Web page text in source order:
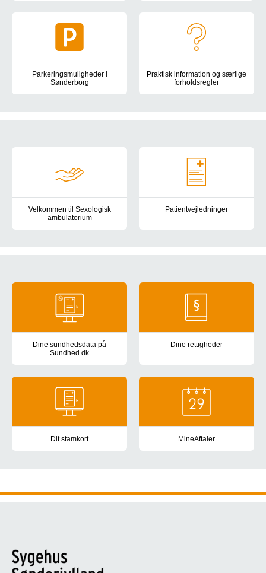
Parkeringsmuligheder i
Sønderborg
Praktisk information og særlige
forholdsregler
Velkommen til Sexologisk
ambulatorium
Patientvejledninger
Generel information
Dine sundhedsdata på
Sundhed.dk
Dine rettigheder
Dit stamkort MineAftaler